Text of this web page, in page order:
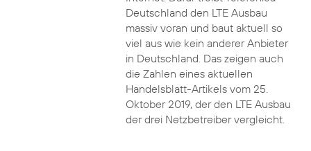
Deutschland den LTE Ausbau
massiv voran und baut aktuell so
viel aus wie kein anderer Anbieter
in Deutschland. Das zeigen auch
die Zahlen eines aktuellen
Handelsblatt-Artikels vom 25.
Oktober 2019, der den LTE Ausbau
der drei Netzbetreiber vergleicht.